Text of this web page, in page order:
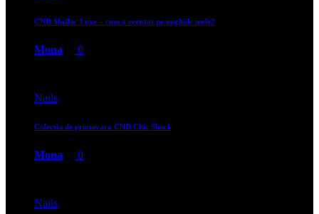
CND Shellac Luxe – cum a rezistat pe unghiile mele?
Mona 0
Nails
Colectia de primavara CND Chic Shock
Mona 0
Nails